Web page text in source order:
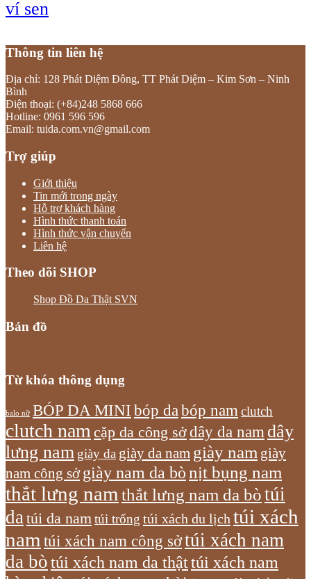
ví sen
Thông tin liên hệ
Địa chỉ: 128 Phát Diệm Đông, TT Phát Diệm – Kim Sơn – Ninh
Bình
Điện thoại: (+84)248 5868 666
Hotline: 0961 596 596
Email: tuida.com.vn@gmail.com
Trợ giúp
Giới thiệu
Tin mới trong ngày
Hỗ trợ khách hàng
Hình thức thanh toán
Hình thức vận chuyển
Liên hệ
Theo dõi SHOP
Shop Đồ Da Thật SVN
Bản đồ
Từ khóa thông dụng
balo nữ BÓP DA MINI bóp dabóp nam clutch
clutch nam cặp da công sởdây da nam dây
lưng nam giày da giày da nam giày nam giày
nam công sở giày nam da bònịt bụng nam
thắt lưng nam thắt lưng nam da bòtúi
datúi da namtúi trống túi xách du lịch túi xách
nam túi xách nam công sởtúi xách nam
da bòtúi xách nam da thậttúi xách nam